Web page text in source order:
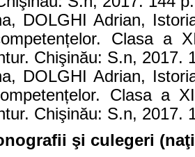
DOLGHI Adrian,
Clasa a
Chişinău: S.n, 2017.
DOLGHI Adrian,
Clasa a
Chişinău: S.n, 2017.
şi culegeri